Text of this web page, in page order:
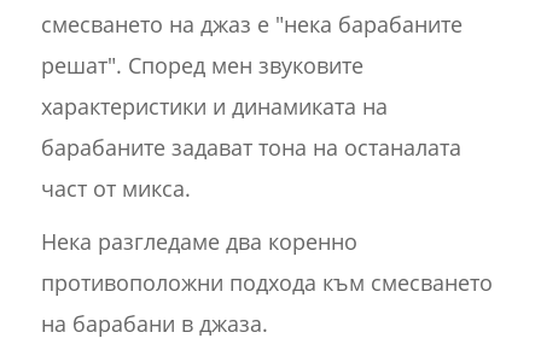
смесването на джаз е "нека барабаните
решат". Според мен звуковите
характеристики и динамиката на
барабаните задават тона на останалата
част от микса.
Нека разгледаме два коренно
противоположни подхода към смесването
на барабани в джаза.